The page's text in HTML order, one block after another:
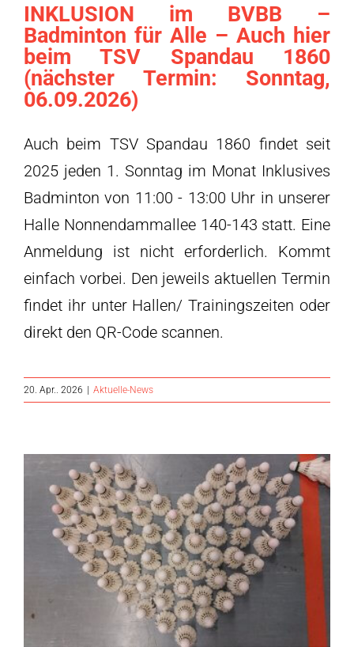
INKLUSION im BVBB –
Badminton für Alle – Auch hier
beim TSV Spandau 1860
(nächster Termin: Sonntag,
06.09.2026)
Auch beim TSV Spandau 1860 findet seit
2025 jeden 1. Sonntag im Monat Inklusives
Badminton von 11:00 - 13:00 Uhr in unserer
Halle Nonnendammallee 140-143 statt. Eine
Anmeldung ist nicht erforderlich. Kommt
einfach vorbei. Den jeweils aktuellen Termin
findet ihr unter Hallen/ Trainingszeiten oder
direkt den QR-Code scannen.
20. Apr.. 2026 | Aktuelle-News